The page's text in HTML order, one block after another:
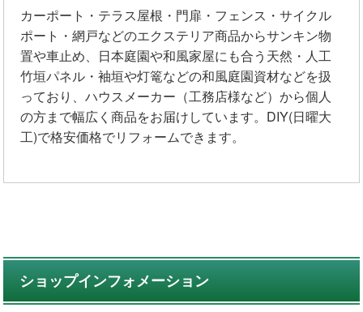
カーポート・テラス屋根・門扉・フェンス・サイクル
ポート・網戸などのエクステリア商品からサンキン物
置や車止め、日本庭園や和風家屋にも合う天然・人工
竹垣パネル・袖垣や灯篭などの和風庭園資材などを扱
っており、ハウスメーカー（工務店様など）から個人
の方まで幅広く商品をお届けしています。DIY(日曜大
工)で格安価格でリフォームできます。
ショップインフォメーション